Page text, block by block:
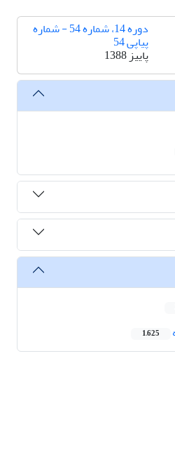
دوره 14، شماره 54 - شماره
پیاپی 54
پاییز 1388
1,625